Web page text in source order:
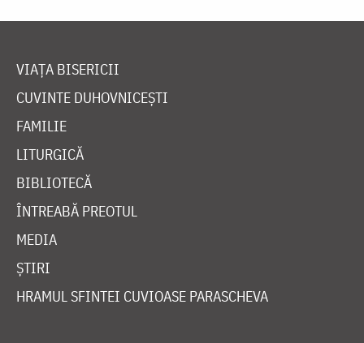
VIAȚA BISERICII
CUVINTE DUHOVNICEȘTI
FAMILIE
LITURGICĂ
BIBLIOTECĂ
ÎNTREABĂ PREOTUL
MEDIA
ȘTIRI
HRAMUL SFINTEI CUVIOASE PARASCHEVA